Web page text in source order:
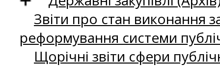
Звіти про стан виконання
реформування системи
Щорічні звіти сфери